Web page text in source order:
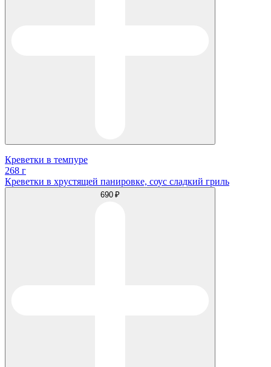
Креветки в темпуре
268 г
Креветки в хрустящей панировке, соус сладкий гриль
690 ₽